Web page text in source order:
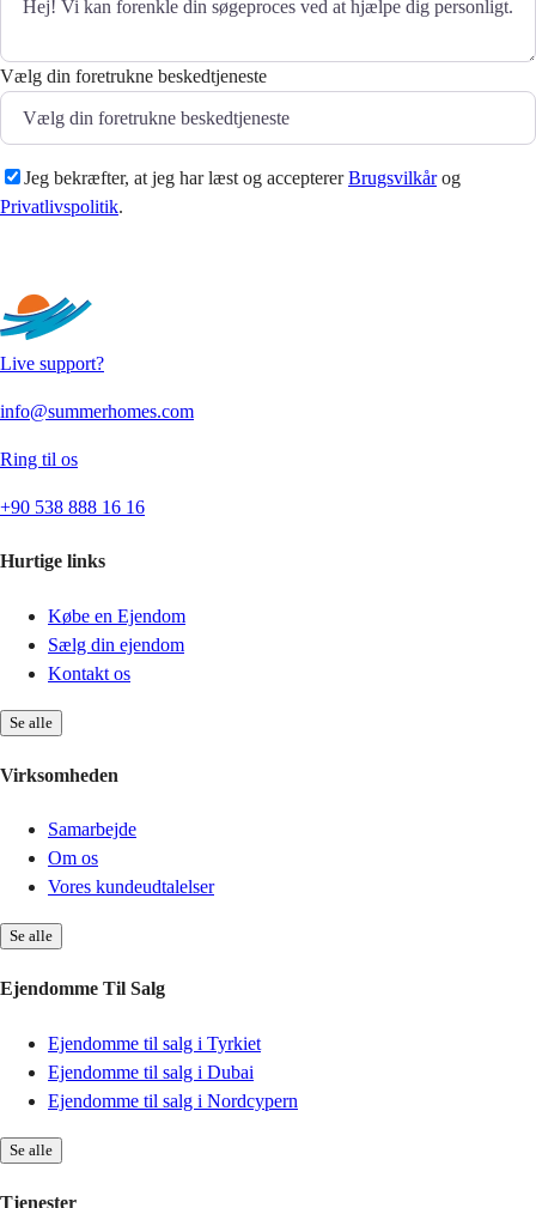
Vælg din foretrukne beskedtjeneste
Jeg bekræfter, at jeg har læst og acceptererBrugsvilkårog
Privatlivspolitik.
Live support?
info@summerhomes.com
Ring til os
+90 538 888 16 16
Hurtige links
Købe en Ejendom
Sælg din ejendom
Kontakt os
Se alle
Virksomheden
Samarbejde
Om os
Vores kundeudtalelser
Se alle
Ejendomme Til Salg
Ejendomme til salg i Tyrkiet
Ejendomme til salg i Dubai
Ejendomme til salg i Nordcypern
Se alle
Tjenester